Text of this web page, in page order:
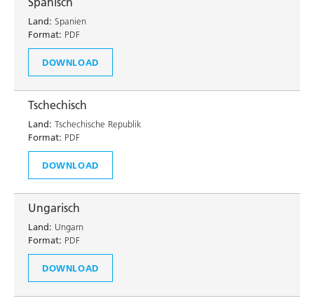
Land: Spanien
Format: PDF
DOWNLOAD
Tschechisch
Land: Tschechische Republik
Format: PDF
DOWNLOAD
Ungarisch
Land: Ungarn
Format: PDF
DOWNLOAD